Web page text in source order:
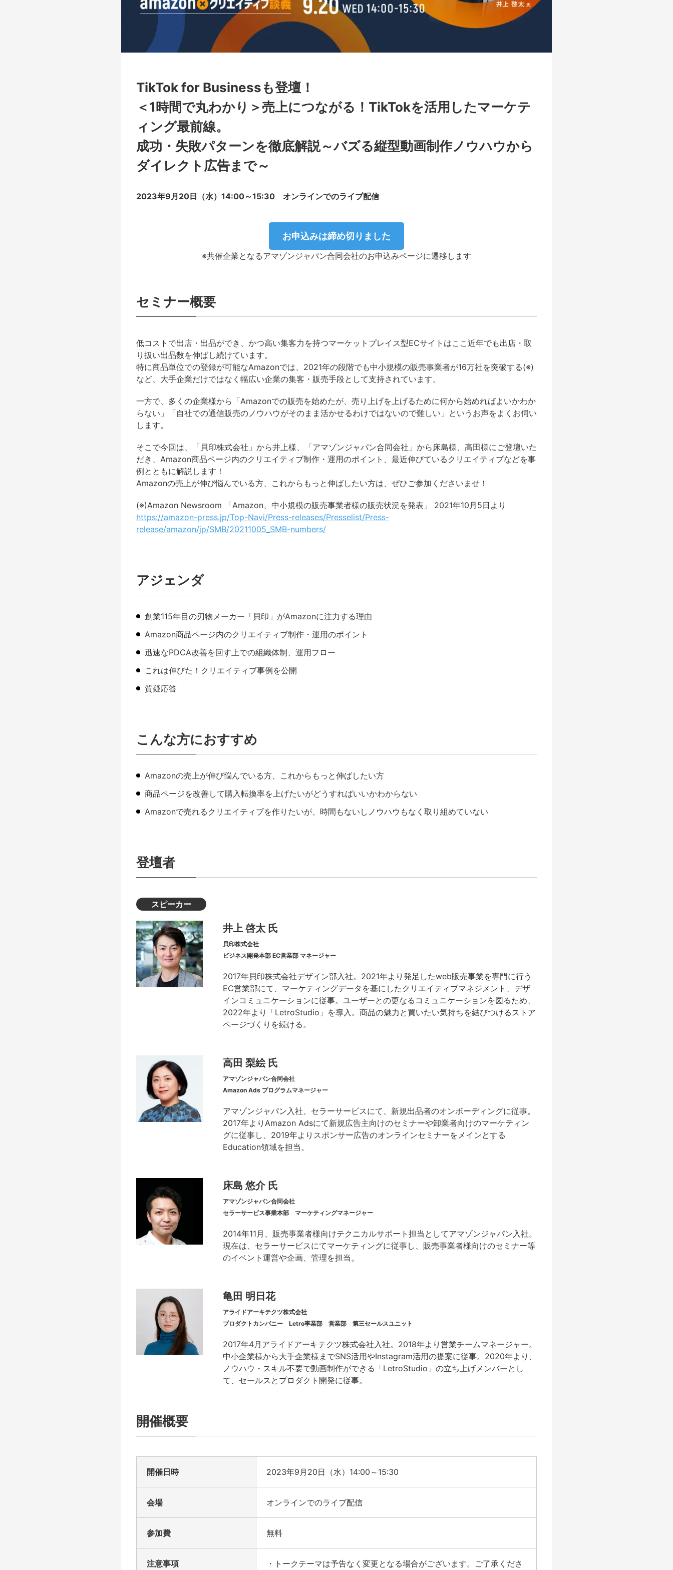
TikTok for Businessも登壇！
＜1時間で丸わかり＞売上につながる！TikTokを活用したマーケテ
ィング最前線。
成功・失敗パターンを徹底解説～バズる縦型動画制作ノウハウから
ダイレクト広告まで～
2023年9月20日（水）14:00～15:30 オンラインでのライブ配信
お申込みは締め切りました
※共催企業となるアマゾンジャパン合同会社のお申込みページに遷移します
セミナー概要
低コストで出店・出品ができ、かつ高い集客力を持つマーケットプレイス型ECサイトはここ近年でも出店・取
り扱い出品数を伸ばし続けています。
特に商品単位での登録が可能なAmazonでは、2021年の段階でも中小規模の販売事業者が16万社を突破する(※)
など、大手企業だけではなく幅広い企業の集客・販売手段として支持されています。
一方で、多くの企業様から「Amazonでの販売を始めたが、売り上げを上げるために何から始めればよいかわか
らない」「自社での通信販売のノウハウがそのまま活かせるわけではないので難しい」というお声をよくお伺い
します。
そこで今回は、「貝印株式会社」から井上様、「アマゾンジャパン合同会社」から床島様、高田様にご登壇いた
だき、Amazon商品ページ内のクリエイティブ制作・運用のポイント、最近伸びているクリエイティブなどを事
例とともに解説します！
Amazonの売上が伸び悩んでいる方、これからもっと伸ばしたい方は、ぜひご参加くださいませ！
(※)Amazon Newsroom 「Amazon、中小規模の販売事業者様の販売状況を発表」 2021年10月5日より
https://amazon-press.jp/Top-Navi/Press-releases/Presselist/Press-
release/amazon/jp/SMB/20211005_SMB-numbers/
アジェンダ
創業115年目の刃物メーカー「貝印」がAmazonに注力する理由
Amazon商品ページ内のクリエイティブ制作・運用のポイント
迅速なPDCA改善を回す上での組織体制、運用フロー
これは伸びた！クリエイティブ事例を公開
質疑応答
こんな方におすすめ
Amazonの売上が伸び悩んでいる方、これからもっと伸ばしたい方
商品ページを改善して購入転換率を上げたいがどうすればいいかわからない
Amazonで売れるクリエイティブを作りたいが、時間もないしノウハウもなく取り組めていない
登壇者
スピーカー
井上 啓太 氏
貝印株式会社
ビジネス開発本部 EC営業部 マネージャー
2017年貝印株式会社デザイン部入社。2021年より発足したweb販売事業を専門に行う
EC営業部にて、マーケティングデータを基にしたクリエイティブマネジメント、デザ
インコミュニケーションに従事。ユーザーとの更なるコミュニケーションを図るため、
2022年より「LetroStudio」を導入。商品の魅力と買いたい気持ちを結びつけるストア
ページづくりを続ける。
高田 梨絵 氏
アマゾンジャパン合同会社
Amazon Ads プログラムマネージャー
アマゾンジャパン入社、セラーサービスにて、新規出品者のオンボーディングに従事。
2017年よりAmazon Adsにて新規広告主向けのセミナーや卸業者向けのマーケティン
グに従事し、2019年よりスポンサー広告のオンラインセミナーをメインとする
Education領域を担当。
床島 悠介 氏
アマゾンジャパン合同会社
セラーサービス事業本部 マーケティングマネージャー
2014年11月、販売事業者様向けテクニカルサポート担当としてアマゾンジャパン入社。
現在は、セラーサービスにてマーケティングに従事し、販売事業者様向けのセミナー等
のイベント運営や企画、管理を担当。
亀田 明日花
アライドアーキテクツ株式会社
プロダクトカンパニー Letro事業部 営業部 第三セールスユニット
2017年4月アライドアーキテクツ株式会社入社。2018年より営業チームマネージャー。
中小企業様から大手企業様までSNS活用やInstagram活用の提案に従事。2020年より、
ノウハウ・スキル不要で動画制作ができる「LetroStudio」の立ち上げメンバーとし
て、セールスとプロダクト開発に従事。
開催概要
開催日時 2023年9月20日（水）14:00～15:30
会場 オンラインでのライブ配信
参加費 無料
注意事項 ・トークテーマは予告なく変更となる場合がございます。ご了承くださ